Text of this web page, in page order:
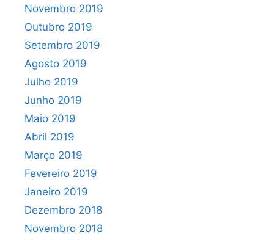
Novembro 2019
Outubro 2019
Setembro 2019
Agosto 2019
Julho 2019
Junho 2019
Maio 2019
Abril 2019
Março 2019
Fevereiro 2019
Janeiro 2019
Dezembro 2018
Novembro 2018